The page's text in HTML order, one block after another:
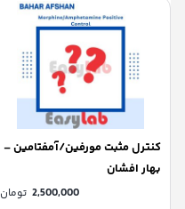
کنترل مثبت مورفین/آمفتامین –
بهار افشان
2,500,000 تومان